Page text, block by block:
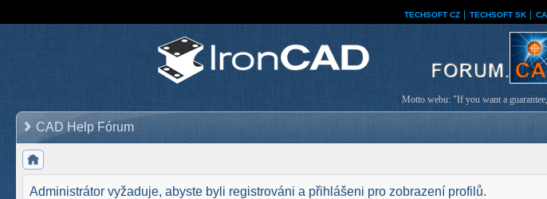
TECHSOFT CZ TECHSOFT SK
Motto webu: "If you want a
CAD Help Fórum
Administrátor vyžaduje, abyste byli registrováni a přihlášeni pro zobrazení profilů.